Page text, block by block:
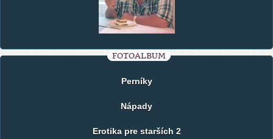
FOTOALBUM
Perníky
Nápady
Erotika pre starších 2